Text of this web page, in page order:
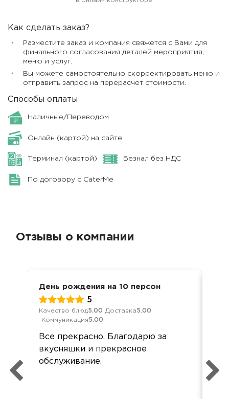
Как сделать заказ?
Разместите заказ и компания свяжется с Вами для
финального согласования деталей мероприятия,
меню и услуг.
Вы можете самостоятельно скорректировать меню и
отправить запрос на перерасчет стоимости.
Способы оплаты
Наличные/Переводом
Онлайн (картой) на сайте
Терминал (картой) Безнал без НДС
По договору с CaterMe
Отзывы о компании
День рождения на 10 персон
5
Качество блюд5.00 Доставка5.00
Коммуникация5.00
Все прекрасно. Благодарю за
вкусняшки и прекрасное
обслуживание.